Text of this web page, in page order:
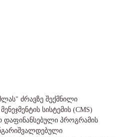
ძრავზე შექმნილი
სისტემის (CMS)
დაფინანსებული პროგრამის